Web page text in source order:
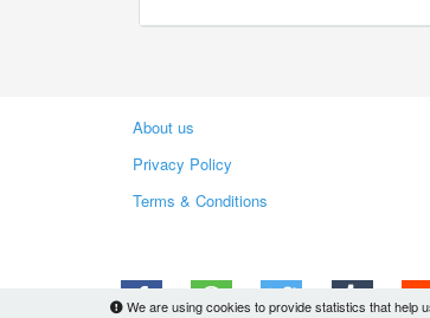
We are using cookies to provide statistics that help
About us
Privacy Policy
Terms & Conditions